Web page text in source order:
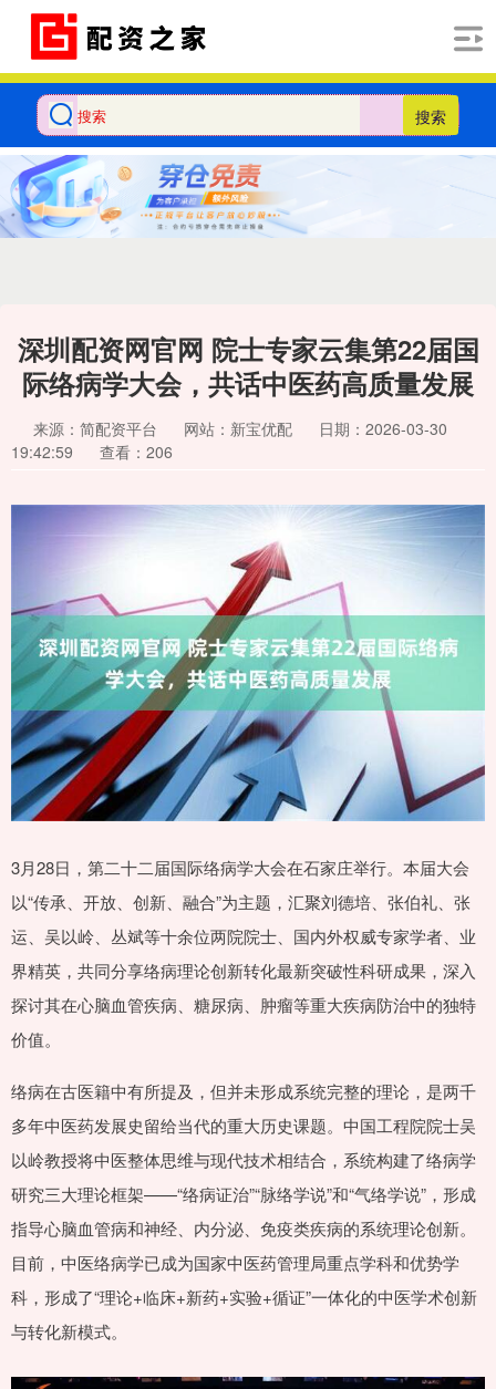
搜索
深圳配资网官网 院士专家云集第22届国
际络病学大会，共话中医药高质量发展
来源：简配资平台 网站：新宝优配
日期：2026-03-30
19:42:59
查看：206
3月28日，第二十二届国际络病学大会在石家庄举行。本届大会
以“传承、开放、创新、融合”为主题，汇聚刘德培、张伯礼、张
运、吴以岭、丛斌等十余位两院院士、国内外权威专家学者、业
界精英，共同分享络病理论创新转化最新突破性科研成果，深入
探讨其在心脑血管疾病、糖尿病、肿瘤等重大疾病防治中的独特
价值。
络病在古医籍中有所提及，但并未形成系统完整的理论，是两千
多年中医药发展史留给当代的重大历史课题。中国工程院院士吴
以岭教授将中医整体思维与现代技术相结合，系统构建了络病学
研究三大理论框架——“络病证治”“脉络学说”和“气络学说”，形成
指导心脑血管病和神经、内分泌、免疫类疾病的系统理论创新。
目前，中医络病学已成为国家中医药管理局重点学科和优势学
科，形成了“理论+临床+新药+实验+循证”一体化的中医学术创新
与转化新模式。